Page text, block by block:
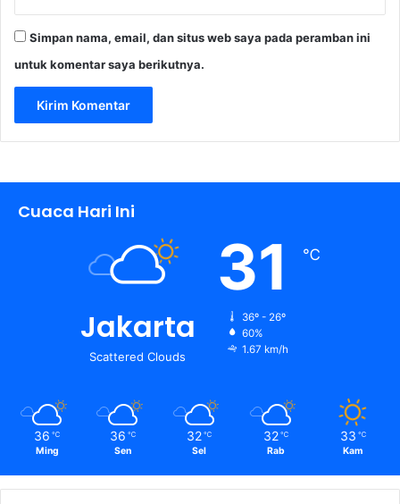
Simpan nama, email, dan situs web saya pada peramban ini
untuk komentar saya berikutnya.
Cuaca Hari Ini
Jakarta
Scattered Clouds
31 ℃
36º - 26º
60%
1.67 km/h
36 ℃
Ming
36 ℃
Sen
32 ℃
Sel
32 ℃
Rab
33 ℃
Kam